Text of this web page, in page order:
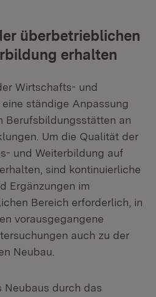
überbetrieblichen
erhalten
Wirtschafts- und
ständige Anpassung
Berufsbildungsstätten an
Um die Qualität der
und Weiterbildung auf
sind kontinuierliche
Ergänzungen im
Bereich erforderlich, in
vorausgegangene
auch zu der
Neubau.
Neubaus durch das